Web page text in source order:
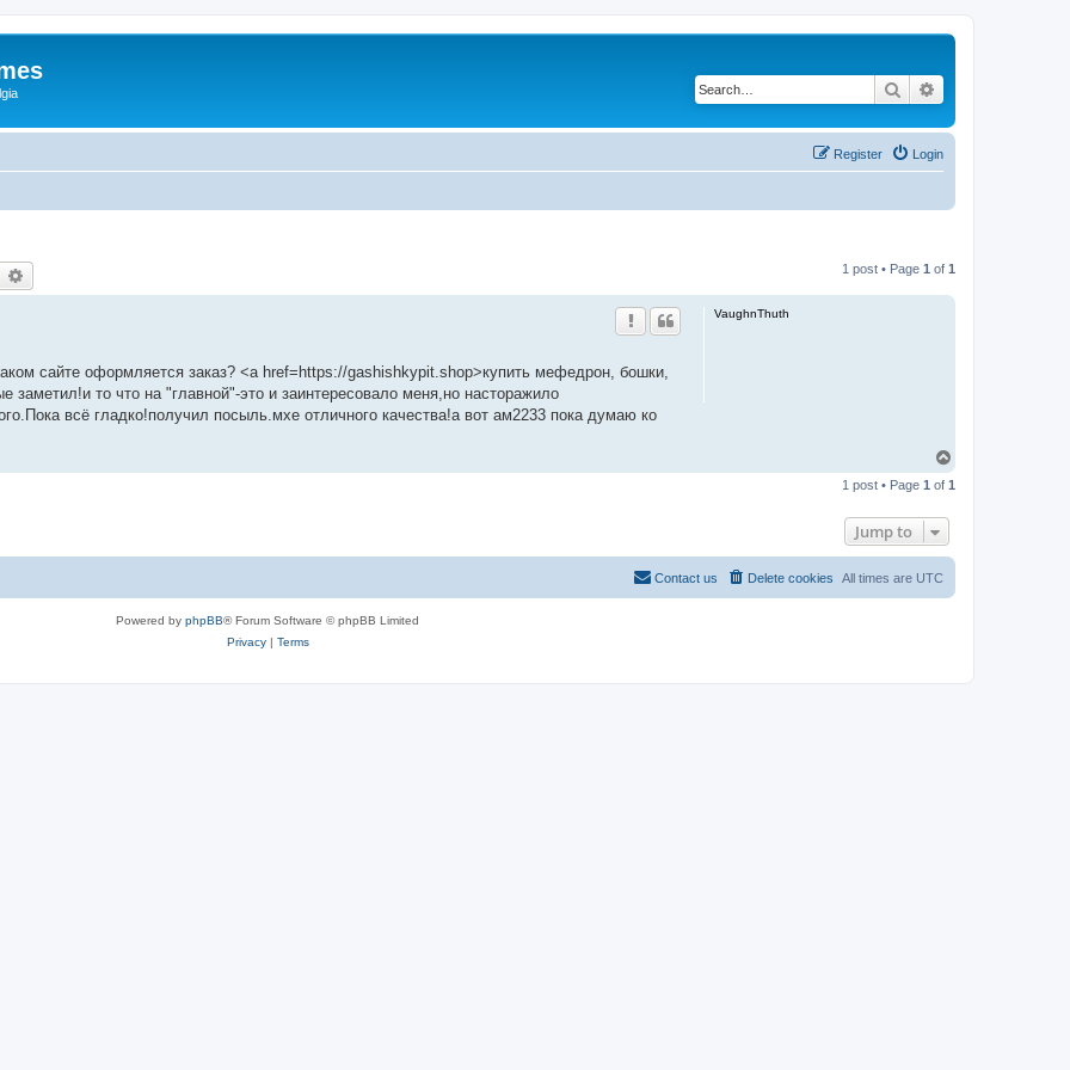
Search
Login
Register
Search 1 post • Page 1 of 1
VaughnThuth
сайте оформляется заказ? <a href=https://gashishkypit.shop>купить мефедрон, бошки,
то что на "главной"-это и заинтересовало меня,но насторажило
всё гладко!получил посыль.мхе отличного качества!а вот ам2233 пока думаю ко
p
1 post • Page 1 of 1
Jump to
All times are UTC
Delete cookies
Contact us
Powered by phpBB® Forum Software © phpBB Limited
Privacy| Terms